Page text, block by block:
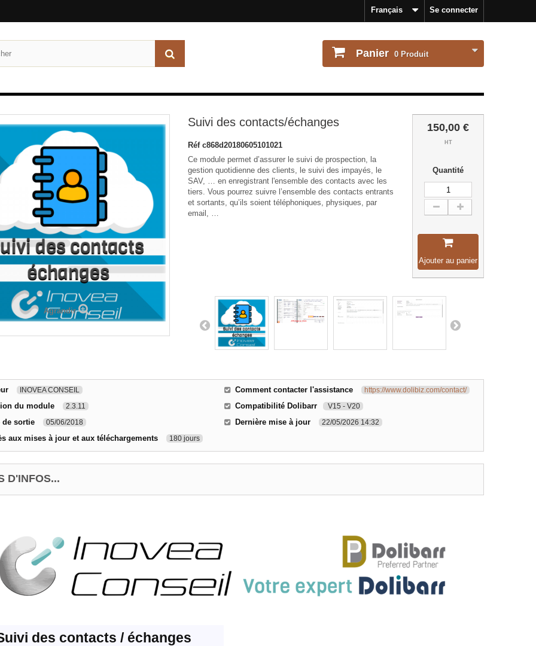
Se connecter
Français
Panier 0 Produit
Agrandir
Suivi des contacts/échanges
Réf c868d20180605101021
Ce module permet d’assurer le suivi de prospection, la
gestion quotidienne des clients, le suivi des impayés, le
SAV, … en enregistrant l'ensemble des contacts avec les
tiers. Vous pourrez suivre l’ensemble des contacts entrants
et sortants, qu’ils soient téléphoniques, physiques, par
email, …
150,00 €
HT
Quantité
Ajouter au panier
INOVEA CONSEIL
du module 2.3.11
de sortie 05/06/2018
aux mises à jour et aux téléchargements 180 jours
Comment contacter l'assistance https://www.dolibiz.com/contact/
Compatibilité Dolibarr V15 - V20
Dernière mise à jour 22/05/2026 14:32
D'INFOS...
des contacts / échanges